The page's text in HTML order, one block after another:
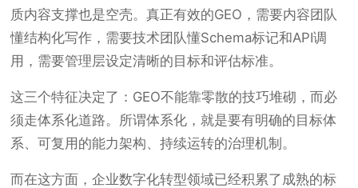
质内容支撑也是空壳。真正有效的GEO，需要内容团队
懂结构化写作，需要技术团队懂Schema标记和API调
用，需要管理层设定清晰的目标和评估标准。
这三个特征决定了：GEO不能靠零散的技巧堆砌，而必
须走体系化道路。所谓体系化，就是要有明确的目标体
系、可复用的能力架构、持续运转的治理机制。
而在这方面，企业数字化转型领域已经积累了成熟的标